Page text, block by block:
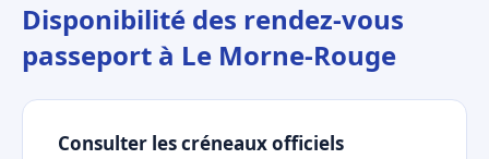
Disponibilité des rendez-vous
passeport à Le Morne-Rouge
Consulter les créneaux officiels